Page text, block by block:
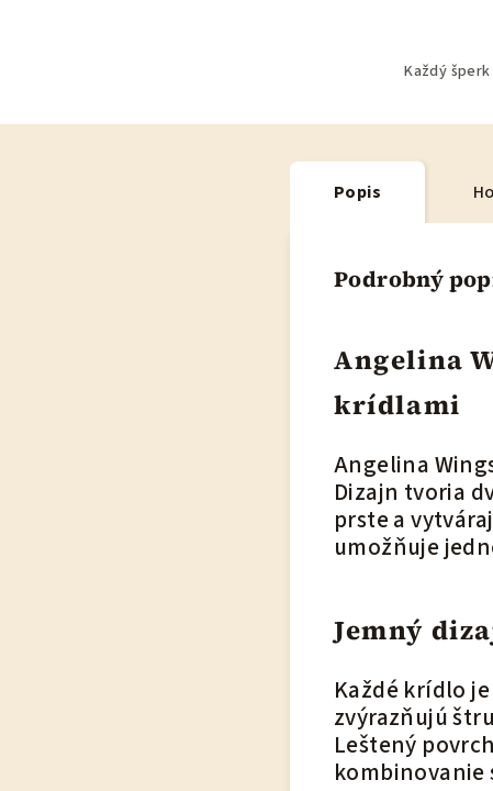
Každý
Popis
Podrobný
Angelina
krídlami
Angelina
Dizajn tvoria
prste a
umožňuje
Jemný
Každé krídlo
zvýrazňujú
Leštený
kombinovanie